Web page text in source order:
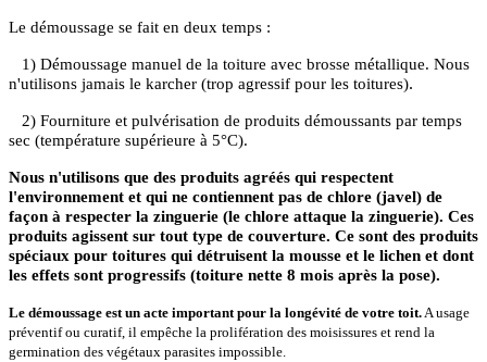
Le démoussage se fait en deux temps :
1) Démoussage manuel de la toiture avec brosse métallique. Nous
n'utilisons jamais le karcher (trop agressif pour les toitures).
2) Fourniture et pulvérisation de produits démoussants par temps
sec (température supérieure à 5°C).
Nous n'utilisons que des produits agréés qui respectent
l'environnement et qui ne contiennent pas de chlore (javel) de
façon à respecter la zinguerie (le chlore attaque la zinguerie). Ces
produits agissent sur tout type de couverture. Ce sont des produits
spéciaux pour toitures qui détruisent la mousse et le lichen et dont
les effets sont progressifs (toiture nette 8 mois après la pose).
Le démoussage est un acte important pour la longévité de votre toit. A usage
préventif ou curatif, il empêche la prolifération des moisissures et rend la
germination des végétaux parasites impossible.